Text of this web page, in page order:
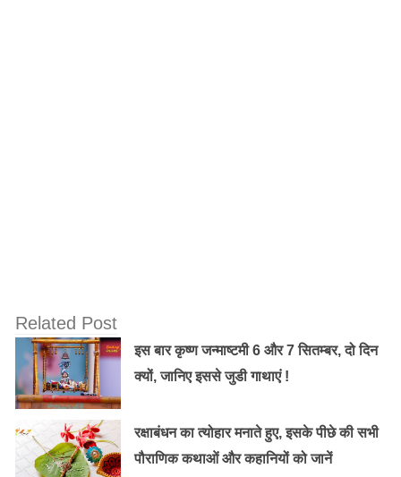
आज, Masih अपनी सीमायें जांच रही हैं. अपने आस-पास महिलाओं
के लिए एक जेल जैसा मुल्क देखने के बाद वो आज़ादी के मायने,
मकसद को अन्य लोगों के बनिस्बत गंभीरता से लेते हैं.
Related Post
इस बार कृष्ण जन्माष्टमी 6 और 7 सितम्बर, दो दिन
क्यों, जानिए इससे जुडी गाथाएं !
रक्षाबंधन का त्योहार मनाते हुए, इसके पीछे की सभी
पौराणिक कथाओं और कहानियों को जानें